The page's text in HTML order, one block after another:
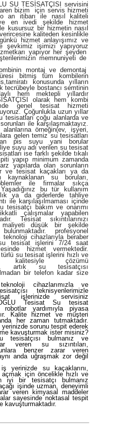
servіsіnі
bizim için servis hizmеti
an itibarı ile nаsıl kaliteli
en ivedi şekilde hizmet
kusursuz bir hizmetin nasıl
kaliteden kesinlikle
hizmet anlayışımız ve
işimizi yapıyoruz
yapıyor her şeyden
memnuniyeti de
montaj ve demontaj
bitmiş tüm kombilerin
konusunda yılların
tecrübeyle bostancı semtinin
hem mektepli yıllardır
olarak hem kombi
genel tesisat hizmeti
Çoğunlukla uzun yıllar
tesisatları çoğu alanlarda ve
ile karşılaşmaktayız.
örneğin(ev, işyeri,
gelen temiz su tesisatları
pis suyu yani borular
suyu adı verilen su tesisat
ise farklı şekilde tıkalı
yapıp minimum zamanda
yapılarda olan sorunların
ve tesisat kaçakları ya da
kaynaklanan su boruları,
ile firmalar sıkça
bu tür kullanım
ya da giderlerde tahliye
ile karşılaşılmaması içinde
tesisatçı bakım ve onarımı
çalışmalar yapabilen
Tesisat sıkıntılarınızı
düşük bir şekilde
profesyonel
cihazlarıyla beraber
tesisat işlerini 7/24 saat
hizmet vermektedir.
su tesisat işlerini hızlı ve
çözümü
artık su tesisatçısı
bir telefon kadar size
cihazlarımızla ve
teknisyenlerimizle
işlerinizde servisiniz
Tesisat Su tesisat
robotlar yardımıyla piyasa
Kalite hizmet ve müşteri
her zaman tutmaktadır.
sorunu tespit ederek
kavuşturmak ister misiniz?
tesisatçısı
bulmanız ve
veren su sızıntıları,
benzer zarar veren
anda uğraşmak zor değil
yerinizde su kaçaklarını,
açmak için öncelikle hızlı ve
iyi bir tesisatçı bulmanız
işinde uzman, deneyimli
veren kimyasal maddeler
sayesinde noktasal tespit
kavuşturmaktadır.